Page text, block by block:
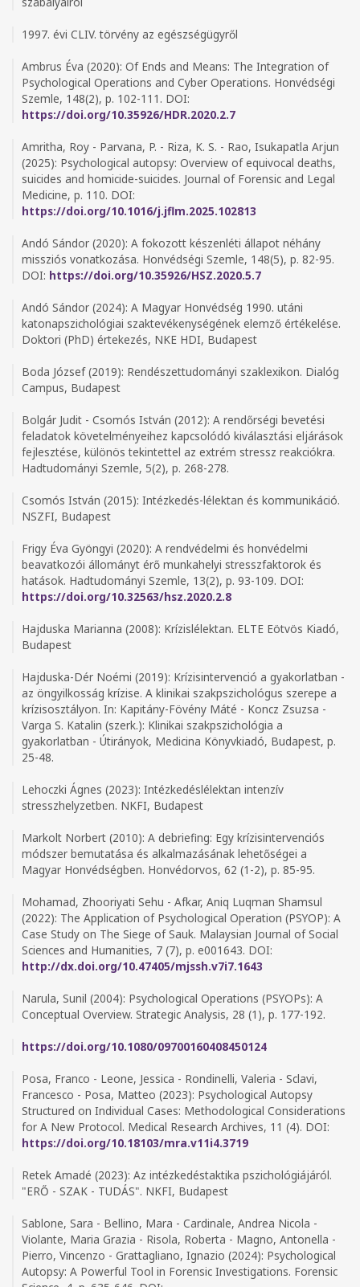
1997. évi CLIV. törvény az egészségügyről
Ambrus Éva (2020): Of Ends and Means: The Integration of
Psychological Operations and Cyber Operations. Honvédségi
Szemle, 148(2), p. 102-111. DOI:
https://doi.org/10.35926/HDR.2020.2.7
Amritha, Roy - Parvana, P. - Riza, K. S. - Rao, Isukapatla Arjun
(2025): Psychological autopsy: Overview of equivocal deaths,
suicides and homicide-suicides. Journal of Forensic and Legal
Medicine, p. 110. DOI:
https://doi.org/10.1016/j.jflm.2025.102813
Andó Sándor (2020): A fokozott készenléti állapot néhány
missziós vonatkozása. Honvédségi Szemle, 148(5), p. 82-95.
DOI: https://doi.org/10.35926/HSZ.2020.5.7
Andó Sándor (2024): A Magyar Honvédség 1990. utáni
katonapszichológiai szaktevékenységének elemző értékelése.
Doktori (PhD) értekezés, NKE HDI, Budapest
Boda József (2019): Rendészettudományi szaklexikon. Dialóg
Campus, Budapest
Bolgár Judit - Csomós István (2012): A rendőrségi bevetési
feladatok követelményeihez kapcsolódó kiválasztási eljárások
fejlesztése, különös tekintettel az extrém stressz reakciókra.
Hadtudományi Szemle, 5(2), p. 268-278.
Csomós István (2015): Intézkedés-lélektan és kommunikáció.
NSZFI, Budapest
Frigy Éva Gyöngyi (2020): A rendvédelmi és honvédelmi
beavatkozói állományt érő munkahelyi stresszfaktorok és
hatások. Hadtudományi Szemle, 13(2), p. 93-109. DOI:
https://doi.org/10.32563/hsz.2020.2.8
Hajduska Marianna (2008): Krízislélektan. ELTE Eötvös Kiadó,
Budapest
Hajduska-Dér Noémi (2019): Krízisintervenció a gyakorlatban -
az öngyilkosság krízise. A klinikai szakpszichológus szerepe a
krízisosztályon. In: Kapitány-Fövény Máté - Koncz Zsuzsa -
Varga S. Katalin (szerk.): Klinikai szakpszichológia a
gyakorlatban - Útirányok, Medicina Könyvkiadó, Budapest, p.
25-48.
Lehoczki Ágnes (2023): Intézkedéslélektan intenzív
stresszhelyzetben. NKFI, Budapest
Markolt Norbert (2010): A debriefing: Egy krízisintervenciós
módszer bemutatása és alkalmazásának lehetőségei a
Magyar Honvédségben. Honvédorvos, 62 (1-2), p. 85-95.
Mohamad, Zhooriyati Sehu - Afkar, Aniq Luqman Shamsul
(2022): The Application of Psychological Operation (PSYOP): A
Case Study on The Siege of Sauk. Malaysian Journal of Social
Sciences and Humanities, 7 (7), p. e001643. DOI:
http://dx.doi.org/10.47405/mjssh.v7i7.1643
Narula, Sunil (2004): Psychological Operations (PSYOPs): A
Conceptual Overview. Strategic Analysis, 28 (1), p. 177-192.
https://doi.org/10.1080/09700160408450124
Posa, Franco - Leone, Jessica - Rondinelli, Valeria - Sclavi,
Francesco - Posa, Matteo (2023): Psychological Autopsy
Structured on Individual Cases: Methodological Considerations
for A New Protocol. Medical Research Archives, 11 (4). DOI:
https://doi.org/10.18103/mra.v11i4.3719
Retek Amadé (2023): Az intézkedéstaktika pszichológiájáról.
"ERŐ - SZAK - TUDÁS". NKFI, Budapest
Sablone, Sara - Bellino, Mara - Cardinale, Andrea Nicola -
Violante, Maria Grazia - Risola, Roberta - Magno, Antonella -
Pierro, Vincenzo - Grattagliano, Ignazio (2024): Psychological
Autopsy: A Powerful Tool in Forensic Investigations. Forensic